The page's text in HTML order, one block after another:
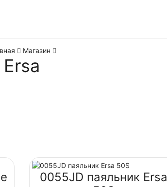
Магазин
Ersa
0055JD паяльник Ersa